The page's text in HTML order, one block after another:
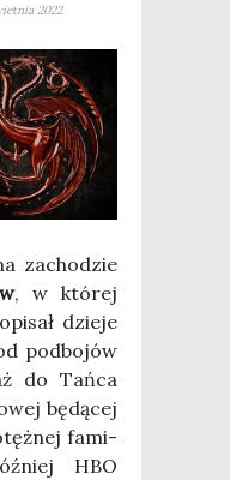
2022
zacho­dzie
, w któ­rej
dzie­je
pod­bo­jów
do Tań­ca
będą­cej
fami­
HBO